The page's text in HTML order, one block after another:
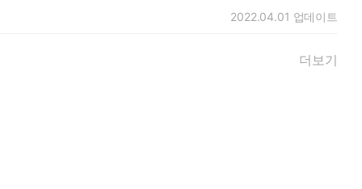
2022.04.01 업데이트
더보기